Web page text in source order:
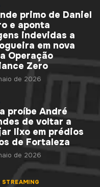
primo de Daniel
e aponta
indevidas a
em nova
Operação
Zero
de 2026
proíbe André
de voltar a
lixo em prédios
de Fortaleza
de 2026
STREAMING